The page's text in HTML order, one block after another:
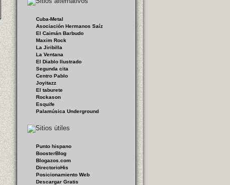
Cuba-Metal
Asociación Hermanos Saíz
El Caimán Barbudo
Maxim Rock
La Jiribilla
La Ventana
El Diablo Ilustrado
Segunda cita
Centro Pablo
Joyitazz
El taburete
Rockason
Esquife
Palamúsica Underground
Punto hispano
BoosterBlog
Blogazos.com
DirectorioHis
Posicionamiento Web
Descargar Gratis